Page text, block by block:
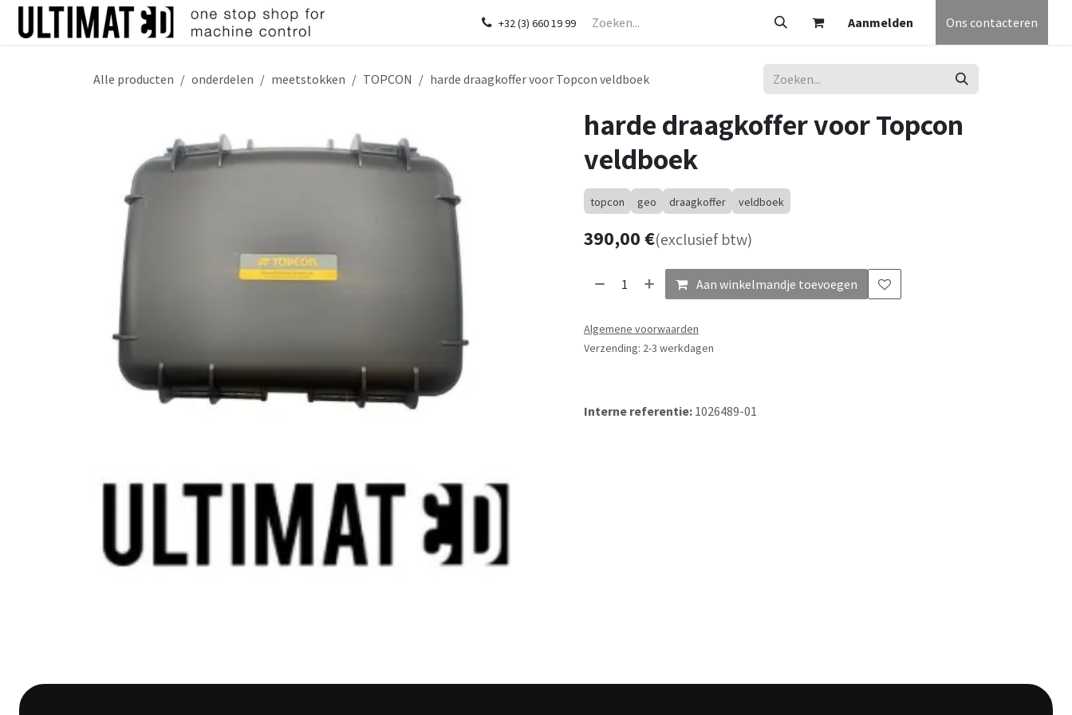
Overslaan naar inhoud
Over ons Shop Diensten In de kijker Partners Vacatures Helpdesk Afspraak Algemene
+32 (3) 660 19 99 Aanmelden Ons contacteren
Alle producten onderdelen meetstokken TOPCON harde draagkoffer voor Topcon veldboek
harde draagkoffer voor Topcon
veldboek
topcon geo draagkoffer veldboek
390,00€(exclusief btw)
Aan winkelmandje toevoegen
Algemene voorwaarden
Verzending: 2-3 werkdagen
Interne referentie: 1026489-01